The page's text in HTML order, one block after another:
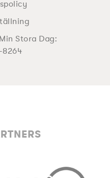
Stora Dag:
8264